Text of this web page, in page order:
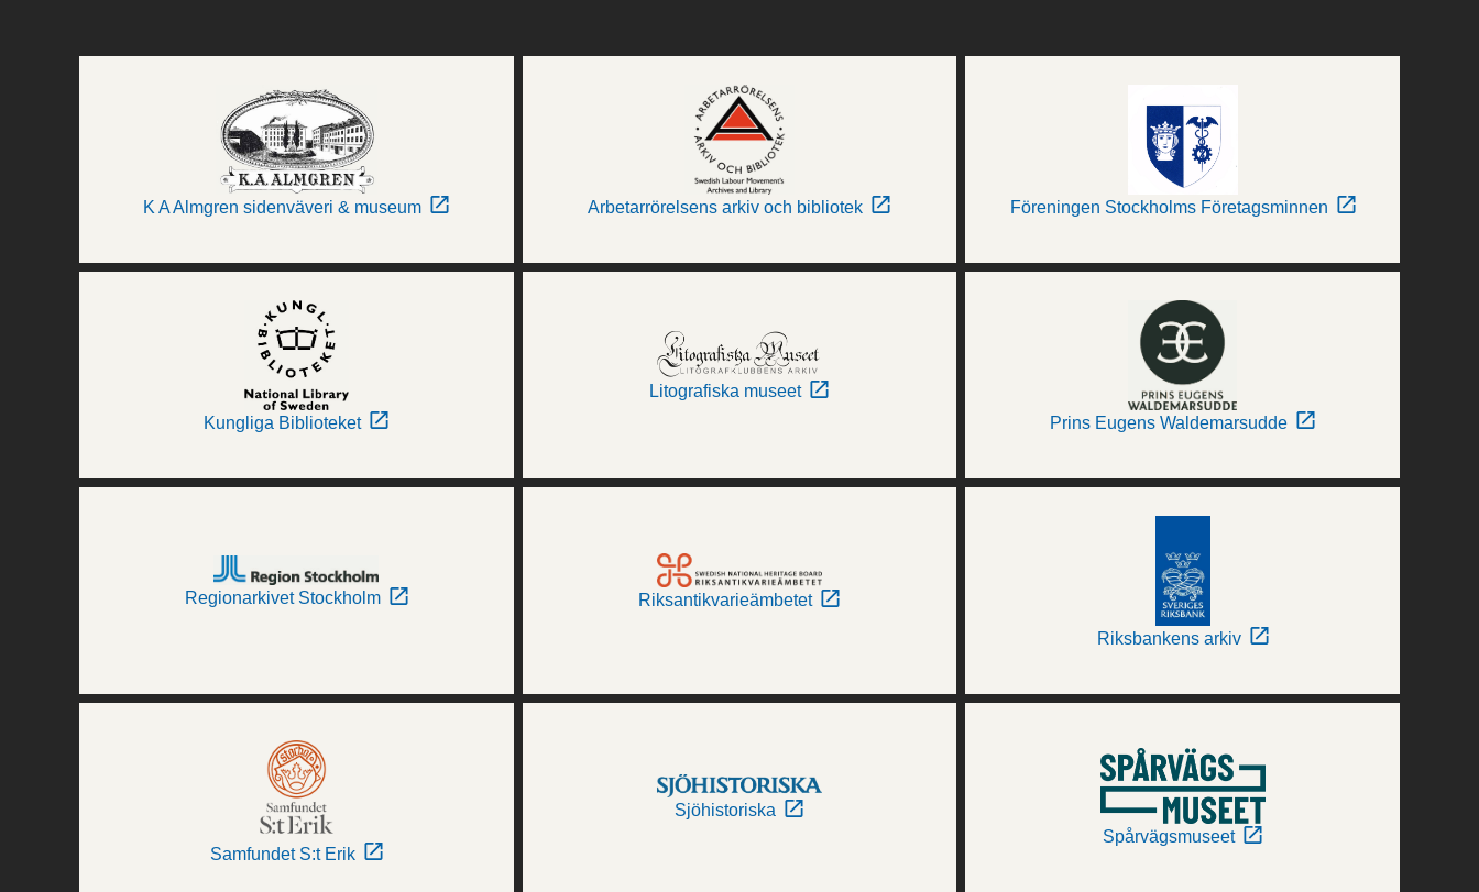
K A Almgren sidenväveri & museum Arbetarrörelsens arkiv och bibliotek Föreningen Stockholms Företagsminnen
Kungliga Biblioteket
Litografiska museet
Prins Eugens Waldemarsudde
Regionarkivet Stockholm Riksantikvarieämbetet
Riksbankens arkiv
Samfundet S:t Erik
Sjöhistoriska
Spårvägsmuseet